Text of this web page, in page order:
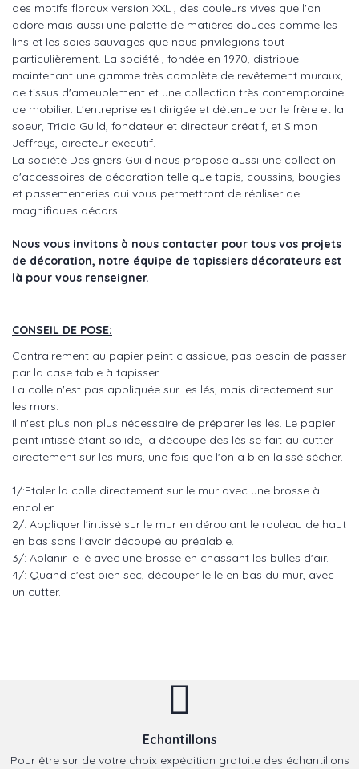
des motifs floraux version XXL , des couleurs vives que l'on
adore mais aussi une palette de matières douces comme les
lins et les soies sauvages que nous privilégions tout
particulièrement. La société , fondée en 1970, distribue
maintenant une gamme très complète de revêtement muraux,
de tissus d'ameublement et une collection très contemporaine
de mobilier. L'entreprise est dirigée et détenue par le frère et la
soeur, Tricia Guild, fondateur et directeur créatif, et Simon
Jeffreys, directeur exécutif.
La société Designers Guild nous propose aussi une collection
d'accessoires de décoration telle que tapis, coussins, bougies
et passementeries qui vous permettront de réaliser de
magnifiques décors.
Nous vous invitons à nous contacter pour tous vos projets
de décoration, notre équipe de tapissiers décorateurs est
là pour vous renseigner.
CONSEIL DE POSE:
Contrairement au papier peint classique, pas besoin de passer
par la case table à tapisser.
La colle n'est pas appliquée sur les lés, mais directement sur
les murs.
Il n'est plus non plus nécessaire de préparer les lés. Le papier
peint intissé étant solide, la découpe des lés se fait au cutter
directement sur les murs, une fois que l'on a bien laissé sécher.
1/:Etaler la colle directement sur le mur avec une brosse à
encoller.
2/: Appliquer l'intissé sur le mur en déroulant le rouleau de haut
en bas sans l'avoir découpé au préalable.
3/: Aplanir le lé avec une brosse en chassant les bulles d'air.
4/: Quand c'est bien sec, découper le lé en bas du mur, avec
un cutter.
Echantillons
Pour être sur de votre choix expédition gratuite des échantillons